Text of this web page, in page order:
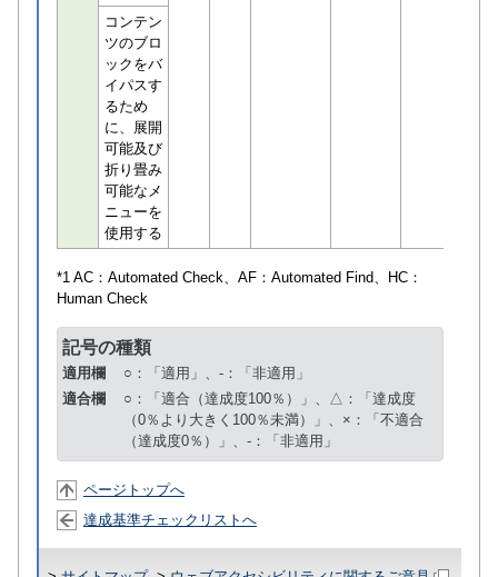
コンテン
ツのブロ
ックをバ
イパスす
るため
に、展開
可能及び
折り畳み
可能なメ
ニューを
使用する
*1 AC： Automated Check、AF： Automated Find、HC：
Human Check
記号の種類
適用欄
○：「適用」、-：「非適用」
適合欄
○：「適合（達成度100％）」、△：「達成度
（0％より大きく100％未満）」、×：「不適合
（達成度0％）」、-：「非適用」
ページトップへ
達成基準チェックリストへ